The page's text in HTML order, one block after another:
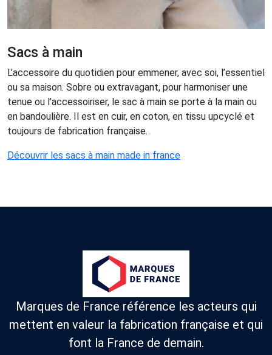
Sacs à main
L’accessoire du quotidien pour emmener, avec soi, l’essentiel
ou sa maison. Sobre ou extravagant, pour harmoniser une
tenue ou l’accessoiriser, le sac à main se porte à la main ou
en bandoulière. Il est en cuir, en coton, en tissu upcyclé et
toujours de fabrication française.
Découvrir les sacs à main made in france
Marques de France référence les acteurs qui
mettent en valeur la fabrication française et qui
font la France de demain.